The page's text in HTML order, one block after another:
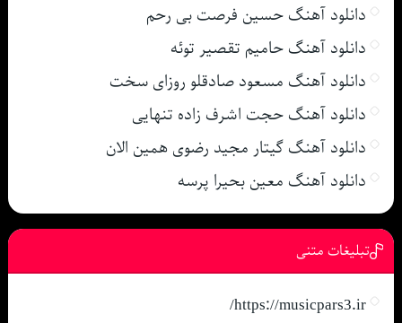
دانلود آهنگ حسین فرصت بی رحم
دانلود آهنگ حامیم تقصیر توئه
دانلود آهنگ مسعود صادقلو روزای سخت
دانلود آهنگ حجت اشرف زاده تنهایی
دانلود آهنگ گیتار مجید رضوی همین الان
دانلود آهنگ معین بحیرا پرسه
تبلیغات متنی
https://musicpars3.ir/